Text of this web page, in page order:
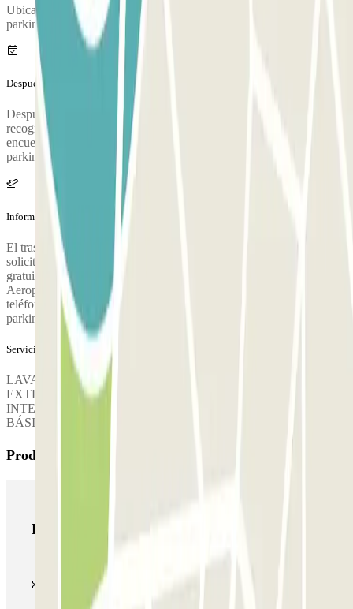
Ubicación de la cabina de atención al cliente: En la entrada del
parking.
Después de tu viaje
Después de recoger tus maletas, llama al parking para solicitar la
recogida. Durante la llamada, una persona te confirmará el punto de
encuentro en la terminal del aeropuerto. El número de teléfono del
parking se proporcionará una vez hecha la reserva.
Información adicional
El traslado gratuito al aeropuerto es para 5 personas. Es necesario
solicitar la silla para bebés. Disponen de un servicio totalmente
gratuito de recogida y entrega del vehículo en la Terminal T3 del
Aeropuerto. Dispone también de un servicio de guía: llama al
teléfono y un trabajador del parking pasará a buscarte para guiarte al
parking.
Servicios extra (no incluidos en el precio)
LAVADO COMPLETO : 35 EUROS LAVADO INTERIOR
EXTERIOR : 26 EUROS LAVADO INTERIOR, LAVADO
INTEGRAL CON TAPICERÍA 120€, LAVADO EXTERIOR
BÁSICO:9€
Productos de Parclick
Productos de Parclick